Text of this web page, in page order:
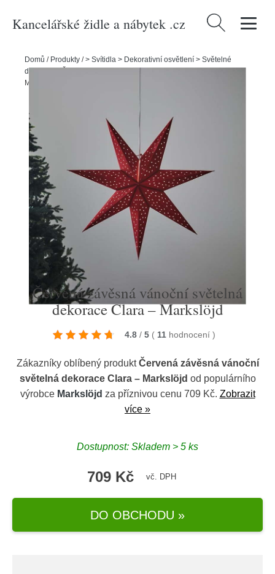
Kancelářské židle a nábytek .cz Vyhledávání
Domů / Produkty /> Svítidla > Dekorativní osvětlení > Světelné
dekorace
Markslöjd
Červená závěsná vánoční světelná
dekorace Clara – Markslöjd
4.8 / 5 ( 11 hodnocení )
Zákazníky oblíbený produktČervená závěsná vánoční
světelná dekorace Clara – Markslöjd od populárního
výrobce Markslöjd za příznivou cenu 709 Kč. Zobrazit
více »
Dostupnost: Skladem > 5 ks
709 Kč vč. DPH
DO OBCHODU »